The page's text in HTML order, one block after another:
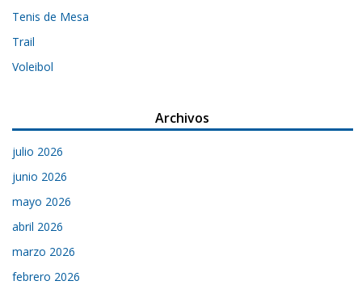
Tenis de Mesa
Trail
Voleibol
Archivos
julio 2026
junio 2026
mayo 2026
abril 2026
marzo 2026
febrero 2026